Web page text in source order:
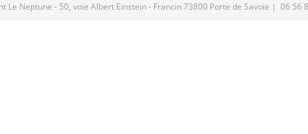
Le Neptune - 50, voie Albert Einstein - Francin 73800 Porte de Savoie | 06 56